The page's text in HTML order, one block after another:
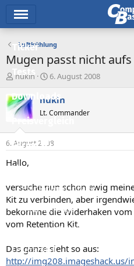
Ticker
Tests
Downloads
Preisvergleich
Forum
Aktuelles
Empfohlene Inhalte
Neue Beiträge
Neueste Aktivitäten
Leserartikel
Luftkühlung
Mugen passt nicht
E
s
t
e
l
e
r
nukin
E
s
e
l
t
6. August 2008
nukin
Lt. Commander
6. August 2008
Hallo,
versuche nun schon ewig
Kit zu verbinden, aber
bekomme die Widerhaken
vom Retention Kit.
Das ganze sieht so aus:
http://img208.imageshack.us/